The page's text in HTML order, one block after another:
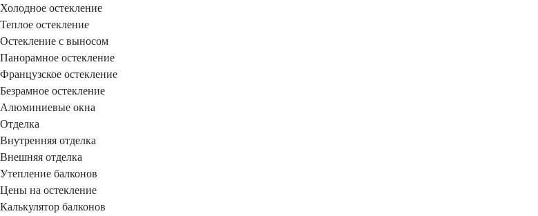
Холодное остекление
Теплое остекление
Остекление с выносом
Панорамное остекление
Французское остекление
Безрамное остекление
Алюминиевые окна
Отделка
Внутренняя отделка
Внешняя отделка
Утепление балконов
Цены на остекление
Калькулятор балконов